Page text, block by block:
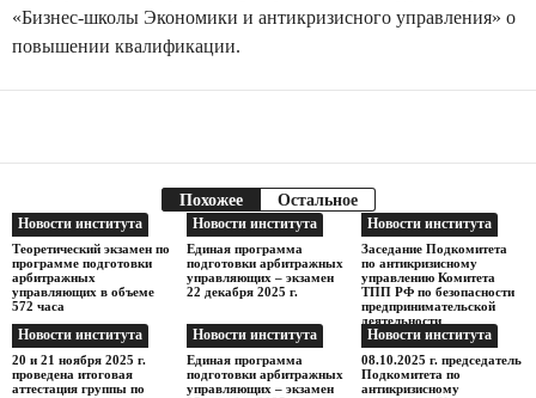
«Бизнес-школы Экономики и антикризисного управления» о
повышении квалификации.
Похожее Остальное
Новости института
Теоретический экзамен по
программе подготовки
арбитражных
управляющих в объеме
572 часа
Новости института
Единая программа
подготовки арбитражных
управляющих – экзамен
22 декабря 2025 г.
Новости института
Заседание Подкомитета
по антикризисному
управлению Комитета
ТПП РФ по безопасности
предпринимательской
деятельности
Новости института
20 и 21 ноября 2025 г.
проведена итоговая
аттестация группы по
Новости института
Единая программа
подготовки арбитражных
управляющих – экзамен
Новости института
08.10.2025 г. председатель
Подкомитета по
антикризисному